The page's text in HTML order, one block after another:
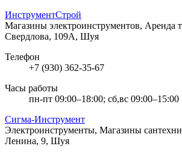
ИнструментСтрой
Магазины электроинструментов, Аренда
Свердлова, 109А, Шуя
Телефон
+7 (930) 362-35-67
Часы работы
пн-пт 09:00–18:00; сб,вс 09:00–15:00
Сигма-Инструмент
Электроинструменты, Магазины
Ленина, 9, Шуя